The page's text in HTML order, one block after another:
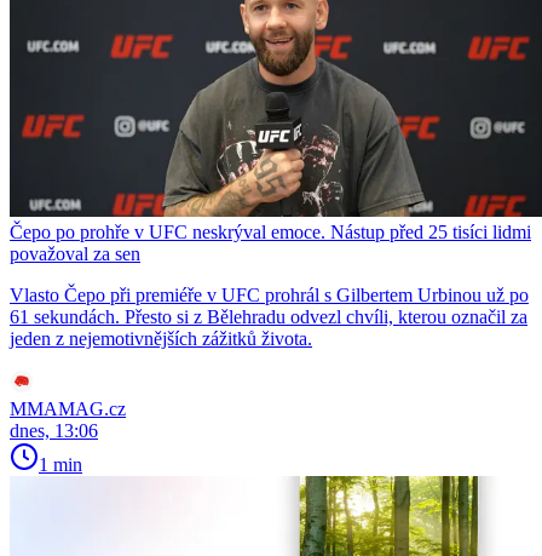
Čepo po prohře v UFC neskrýval emoce. Nástup před 25 tisíci lidmi
považoval za sen
Vlasto Čepo při premiéře v UFC prohrál s Gilbertem Urbinou už po
61 sekundách. Přesto si z Bělehradu odvezl chvíli, kterou označil za
jeden z nejemotivnějších zážitků života.
MMAMAG.cz
dnes, 13:06
1 min